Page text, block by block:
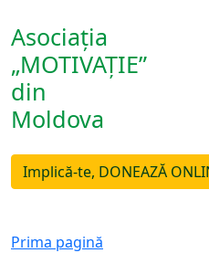
Asociația
„MOTIVAȚIE”
din
Moldova
Implică-te, DONEAZĂ
Prima pagină